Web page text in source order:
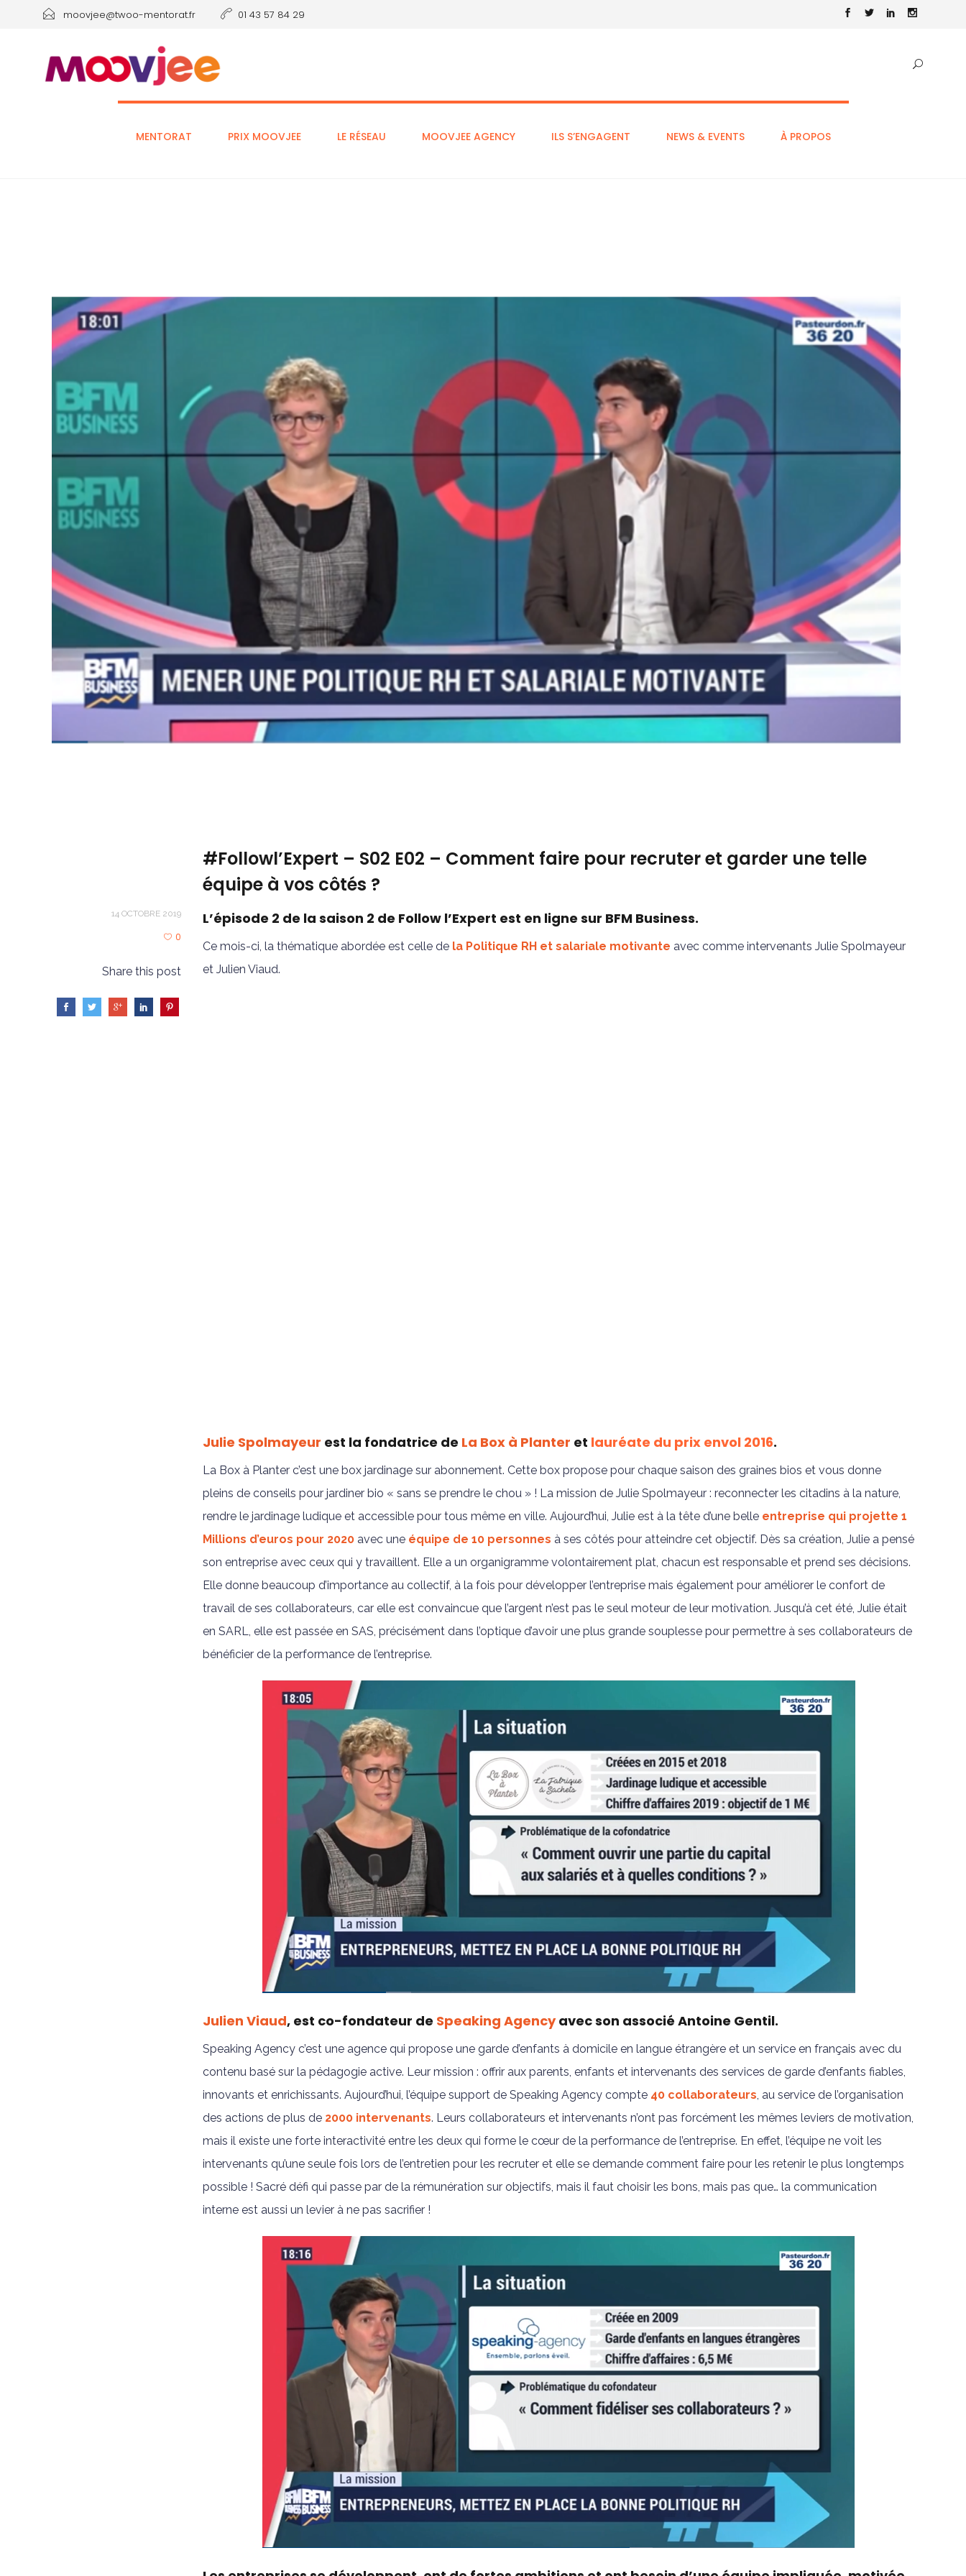
moovjee@twoo-mentorat.fr 01 43 57 84 29
MENTORAT PRIX MOOVJEE LE RÉSEAU MOOVJEE AGENCY ILS S’ENGAGENT NEWS & EVENTS À PROPOS
#Followl’Expert – S02 E02 – Comment faire pour recruter et garder une telle
équipe à vos côtés ?
14 OCTOBRE 2019
0
Share this post
L’épisode 2 de la saison 2 de Follow l’Expert est en ligne sur BFM Business.
Ce mois-ci, la thématique abordée est celle de la Politique RH et salariale motivante avec comme intervenants Julie Spolmayeur
et Julien Viaud.
Julie Spolmayeur est la fondatrice de La Box à Planter et lauréate du prix envol 2016.
La Box à Planter c’est une box jardinage sur abonnement. Cette box propose pour chaque saison des graines bios et vous donne
pleins de conseils pour jardiner bio « sans se prendre le chou » ! La mission de Julie Spolmayeur : reconnecter les citadins à la nature,
rendre le jardinage ludique et accessible pour tous même en ville. Aujourd’hui, Julie est à la tête d’une belle entreprise qui projette 1
Millions d’euros pour 2020 avec une équipe de 10 personnes à ses côtés pour atteindre cet objectif. Dès sa création, Julie a pensé
son entreprise avec ceux qui y travaillent. Elle a un organigramme volontairement plat, chacun est responsable et prend ses décisions.
Elle donne beaucoup d’importance au collectif, à la fois pour développer l’entreprise mais également pour améliorer le confort de
travail de ses collaborateurs, car elle est convaincue que l’argent n’est pas le seul moteur de leur motivation. Jusqu’à cet été, Julie était
en SARL, elle est passée en SAS, précisément dans l’optique d’avoir une plus grande souplesse pour permettre à ses collaborateurs de
bénéficier de la performance de l’entreprise.
Julien Viaud, est co-fondateur de Speaking Agencyavec son associé Antoine Gentil.
Speaking Agency c’est une agence qui propose une garde d’enfants à domicile en langue étrangère et un service en français avec du
contenu basé sur la pédagogie active. Leur mission : offrir aux parents, enfants et intervenants des services de garde d’enfants fiables,
innovants et enrichissants. Aujourd’hui, l’équipe support de Speaking Agency compte 40 collaborateurs, au service de l’organisation
des actions de plus de 2000 intervenants. Leurs collaborateurs et intervenants n’ont pas forcément les mêmes leviers de motivation,
mais il existe une forte interactivité entre les deux qui forme le cœur de la performance de l’entreprise. En effet, l’équipe ne voit les
intervenants qu’une seule fois lors de l’entretien pour les recruter et elle se demande comment faire pour les retenir le plus longtemps
possible ! Sacré défi qui passe par de la rémunération sur objectifs, mais il faut choisir les bons, mais pas que… la communication
interne est aussi un levier à ne pas sacrifier !